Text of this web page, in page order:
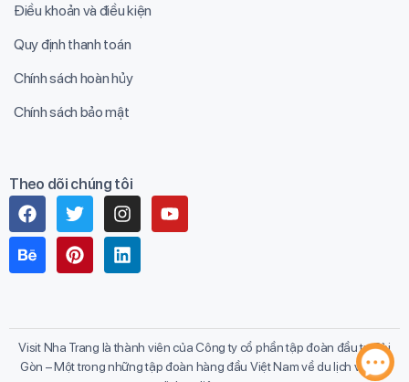
Điều khoản và điều kiện
Quy định thanh toán
Chính sách hoàn hủy
Chính sách bảo mật
Theo dõi chúng tôi
Visit Nha Trang là thành viên của Công ty cổ phần tập đoàn đầu tư Sài
Gòn – Một trong những tập đoàn hàng đầu Việt Nam về du lịch và các